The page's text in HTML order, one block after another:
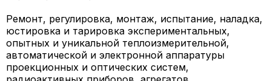
Ремонт, регулировка, монтаж, испытание, наладка,
юстировка и тарировка экспериментальных,
опытных и уникальной теплоизмерительной,
автоматической и электронной аппаратуры
проекционных и оптических систем,